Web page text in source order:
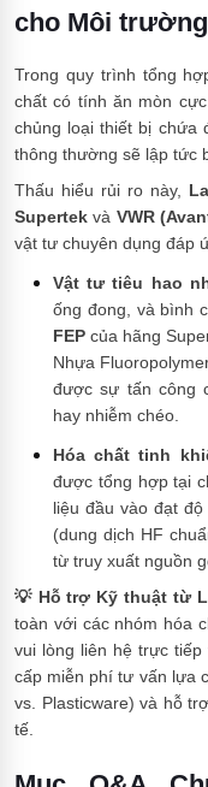
cho Môi
Trong quy trình tổng
chất có tính ăn mòn
chủng loại thiết bị chứa
thông thường sẽ lập tức
Thấu hiểu rủi ro này,
Supertek và VWR
vật tư chuyên dụng đáp
Vật tư tiêu hao
ống đong, và bình
FEP của hãng
Nhựa
được sự tấn công
hay nhiễm chéo.
Hóa chất tinh
được tổng hợp tại
liệu đầu vào đạt
(dung dịch HF
từ truy xuất nguồn
💡 Hỗ trợ Kỹ thuật từ
toàn với các nhóm hóa
vui lòng liên hệ trực
cấp miễn phí tư vấn lựa
vs. Plasticware) và hỗ
tế.